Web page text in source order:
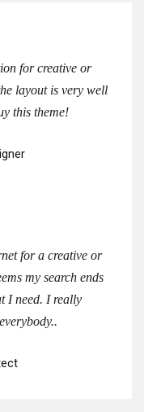
for creative or
layout is very well
this theme!
for a creative or
my search ends
I need. I really